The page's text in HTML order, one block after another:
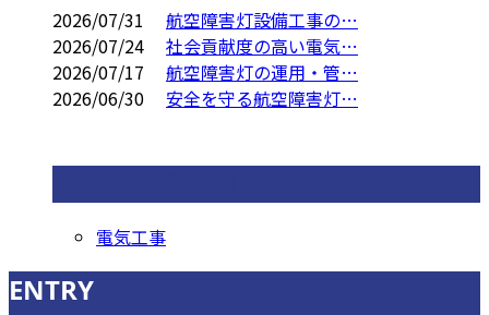
2026/07/31
航空障害灯設備工事の…
2026/07/24
社会貢献度の高い電気…
2026/07/17
航空障害灯の運用・管…
2026/06/30
安全を守る航空障害灯…
電気工事
ENTRY